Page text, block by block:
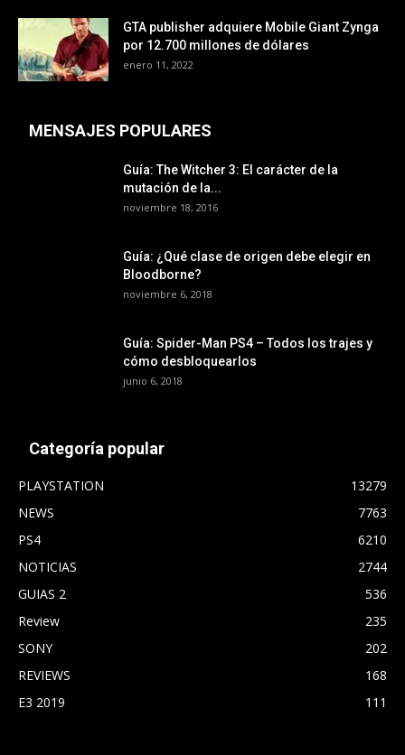
GTA publisher adquiere Mobile Giant Zynga
por 12.700 millones de dólares
enero 11, 2022
MENSAJES POPULARES
Guía: The Witcher 3: El carácter de la
mutación de la...
noviembre 18, 2016
Guía: ¿Qué clase de origen debe elegir en
Bloodborne?
noviembre 6, 2018
Guía: Spider-Man PS4 – Todos los trajes y
cómo desbloquearlos
junio 6, 2018
Categoría popular
PLAYSTATION
13279
NEWS
7763
PS4
6210
NOTICIAS
2744
GUIAS 2
536
Review
235
SONY
202
REVIEWS
168
E3 2019
111